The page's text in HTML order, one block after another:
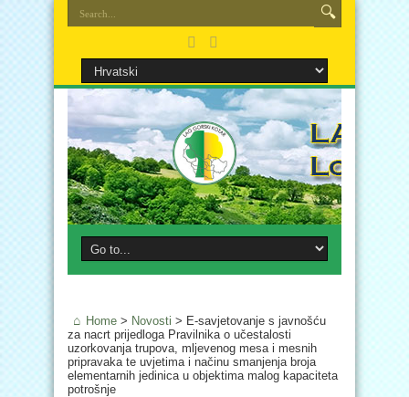
Home > Novosti > E-savjetovanje s javnošću
za nacrt prijedloga Pravilnika o učestalosti
uzorkovanja trupova, mljevenog mesa i mesnih
pripravaka te uvjetima i načinu smanjenja broja
elementarnih jedinica u objektima malog kapaciteta
potrošnje